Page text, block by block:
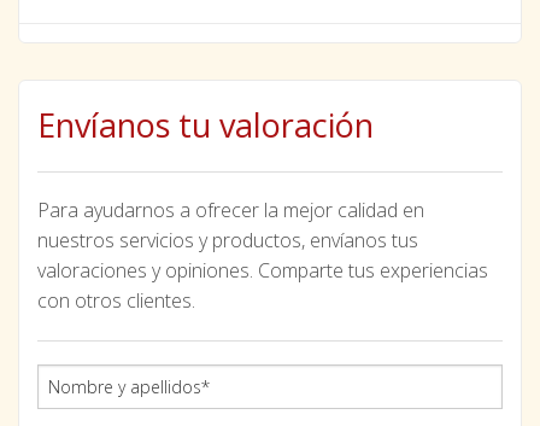
Envíanos tu valoración
Para ayudarnos a ofrecer la mejor calidad en
nuestros servicios y productos, envíanos tus
valoraciones y opiniones. Comparte tus experiencias
con otros clientes.